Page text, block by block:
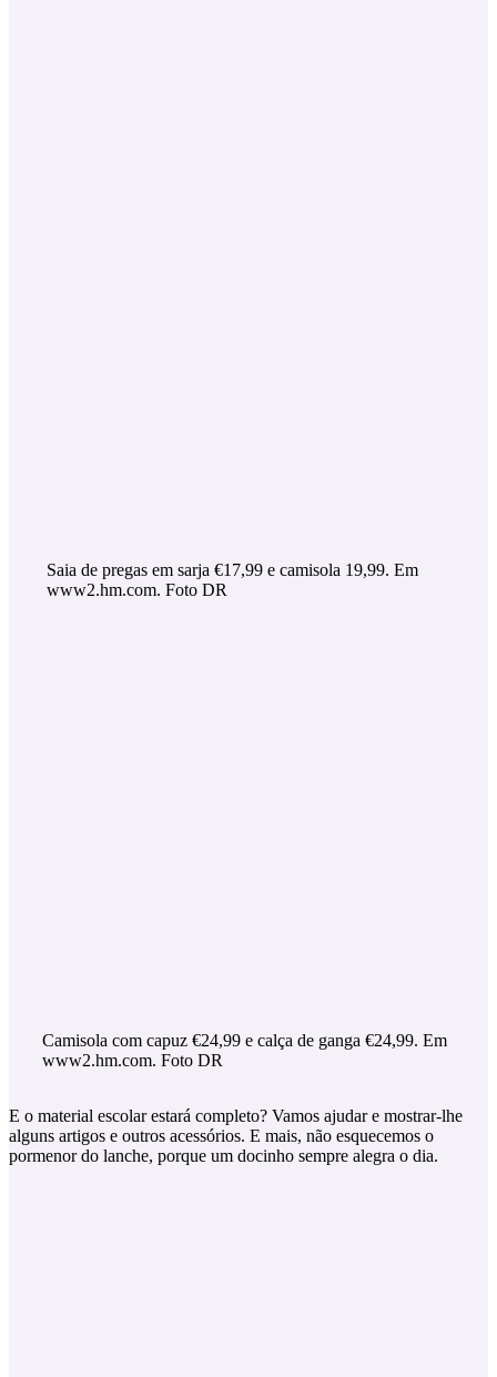
Saia de pregas em sarja €17,99 e camisola 19,99. Em
www2.hm.com. Foto DR
Camisola com capuz €24,99 e calça de ganga €24,99. Em
www2.hm.com. Foto DR
E o material escolar estará completo? Vamos ajudar e mostrar-lhe
alguns artigos e outros acessórios. E mais, não esquecemos o
pormenor do lanche, porque um docinho sempre alegra o dia.